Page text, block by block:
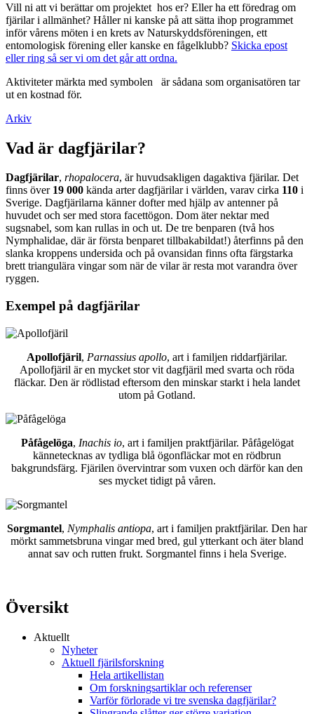
Vill ni att vi berättar om projektet hos er? Eller ha ett föredrag om
fjärilar i allmänhet? Håller ni kanske på att sätta ihop programmet
inför vårens möten i en krets av Naturskyddsföreningen, ett
entomologisk förening eller kanske en fågelklubb? Skicka epost
eller ring så ser vi om det går att ordna.
Aktiviteter märkta med symbolen
är sådana som organisatören tar
ut en kostnad för.
Arkiv
Vad är dagfjärilar?
Dagfjärilar, rhopalocera, är huvudsakligen dagaktiva fjärilar. Det
finns över 19 000 kända arter dagfjärilar i världen, varav cirka 110 i
Sverige. Dagfjärilarna känner dofter med hjälp av antenner på
huvudet och ser med stora facettögon. Dom äter nektar med
sugsnabel, som kan rullas in och ut. De tre benparen (två hos
Nymphalidae, där är första benparet tillbakabildat!) återfinns på den
slanka kroppens undersida och på ovansidan finns ofta färgstarka
brett triangulära vingar som när de vilar är resta mot varandra över
ryggen.
Exempel på dagfjärilar
Apollofjäril, Parnassius apollo, art i familjen riddarfjärilar.
Apollofjäril är en mycket stor vit dagfjäril med svarta och röda
fläckar. Den är rödlistad eftersom den minskar starkt i hela landet
utom på Gotland.
Påfågelöga, Inachis io, art i familjen praktfjärilar. Påfågelögat
kännetecknas av tydliga blå ögonfläckar mot en rödbrun
bakgrundsfärg. Fjärilen övervintrar som vuxen och därför kan den
ses mycket tidigt på våren.
Sorgmantel, Nymphalis antiopa, art i familjen praktfjärilar. Den har
mörkt sammetsbruna vingar med bred, gul ytterkant och äter bland
annat sav och rutten frukt. Sorgmantel finns i hela Sverige.
Översikt
Aktuellt
Nyheter
Aktuell fjärilsforskning
Hela artikellistan
Om forskningsartiklar och referenser
Varför förlorade vi tre svenska dagfjärilar?